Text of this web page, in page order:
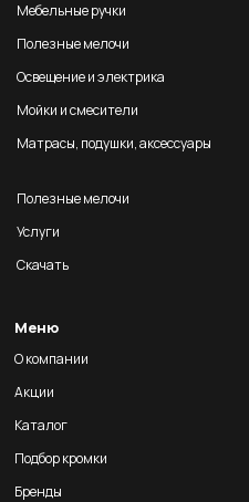
Мебельные ручки
Полезные мелочи
Освещение и электрика
Мойки и смесители
Матрасы, подушки, аксессуары
Полезные мелочи
Услуги
Скачать
Меню
О компании
Акции
Каталог
Подбор кромки
Бренды